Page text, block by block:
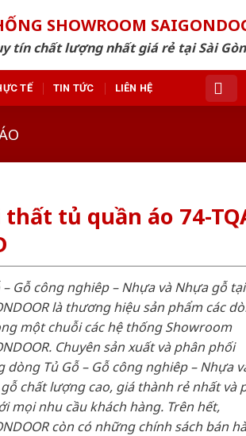
SHOWROOM
tín chất lượng nhất giá rẻ tại Sài
TẾ TIN TỨC LIÊN HỆ
thất tủ quần áo 74-
– Gỗ công nghiêp – Nhựa và Nhựa gỗ tại
là thương hiệu sản phẩm các
một chuỗi các hệ thống Showroom
Chuyên sản xuất và phân phối
dòng Tủ Gỗ – Gỗ công nghiêp – Nhựa
chất lượng cao, giá thành rẻ nhất và
mọi nhu cầu khách hàng. Trên hết,
còn có những chính sách bán